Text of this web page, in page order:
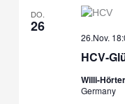
DO.
26
HCV-
26.Nov.
Willi-
Germany